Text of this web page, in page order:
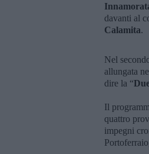
davanti al
Calamita.
Nel
allungata
dire la “
Il
quattro
impegni